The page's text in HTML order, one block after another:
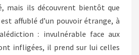
mais ils découvrent bientôt que
affublé d’un pouvoir étrange, à
: invulnérable face aux
infligées, il prend sur lui celles